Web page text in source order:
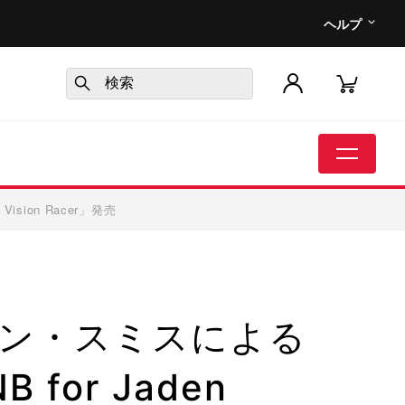
ヘルプ
Vision Racer」発売
・スミスによる
for Jaden